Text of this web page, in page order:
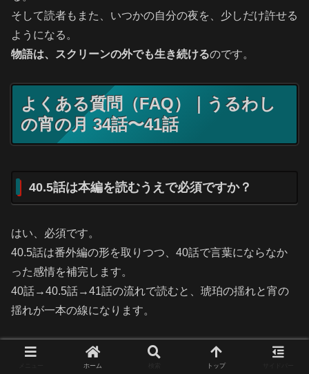
そして読者もまた、いつかの自分の夜を、少しだけ許せる
ようになる。
物語は、スクリーンの外でも生き続けるのです。
よくある質問（FAQ）｜うるわし
の宵の月 34話〜41話
40.5話は本編を読むうえで必須ですか？
はい、必須です。
40.5話は番外編の形を取りつつ、40話で言葉にならなか
った感情を補完します。
40話→40.5話→41話の流れで読むと、琥珀の揺れと宵の
揺れが一本の線になります。
宵は大路に気持ちが戻ったのでしょうか？
ホーム トップ